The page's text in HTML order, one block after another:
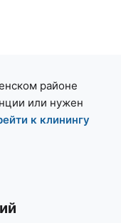
районе
или нужен
к клинингу